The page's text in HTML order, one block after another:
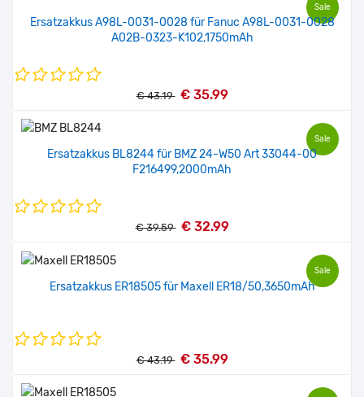
Sale
Ersatzakkus A98L-0031-0028 für Fanuc A98L-0031-0028
A02B-0323-K102,1750mAh
€ 43.19 € 35.99
Sale
Ersatzakkus BL8244 für BMZ 24-W50 Art 33044-00
F216499,2000mAh
€ 39.59 € 32.99
Sale
Ersatzakkus ER18505 für Maxell ER18/50,3650mAh
€ 43.19 € 35.99